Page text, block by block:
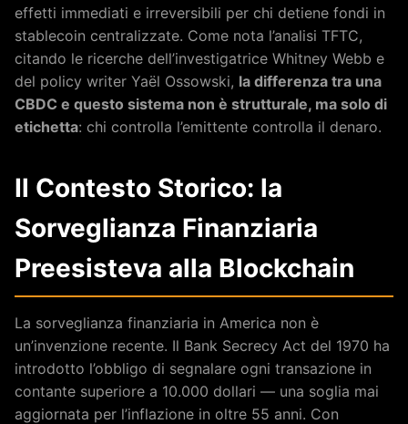
effetti immediati e irreversibili per chi detiene fondi in
stablecoin centralizzate. Come nota l’analisi TFTC,
citando le ricerche dell’investigatrice Whitney Webb e
del policy writer Yaël Ossowski, la differenza tra una
CBDC e questo sistema non è strutturale, ma solo di
etichetta: chi controlla l’emittente controlla il denaro.
Il Contesto Storico: la
Sorveglianza Finanziaria
Preesisteva alla Blockchain
La sorveglianza finanziaria in America non è
un’invenzione recente. Il Bank Secrecy Act del 1970 ha
introdotto l’obbligo di segnalare ogni transazione in
contante superiore a 10.000 dollari — una soglia mai
aggiornata per l’inflazione in oltre 55 anni. Con